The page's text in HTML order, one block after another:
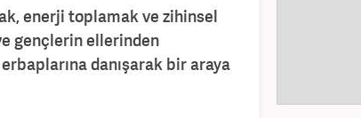
enerji toplamak ve zihinsel
gençlerin ellerinden
danışarak bir araya